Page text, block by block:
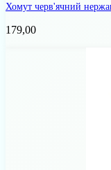
Хомут черв'ячний
179,00